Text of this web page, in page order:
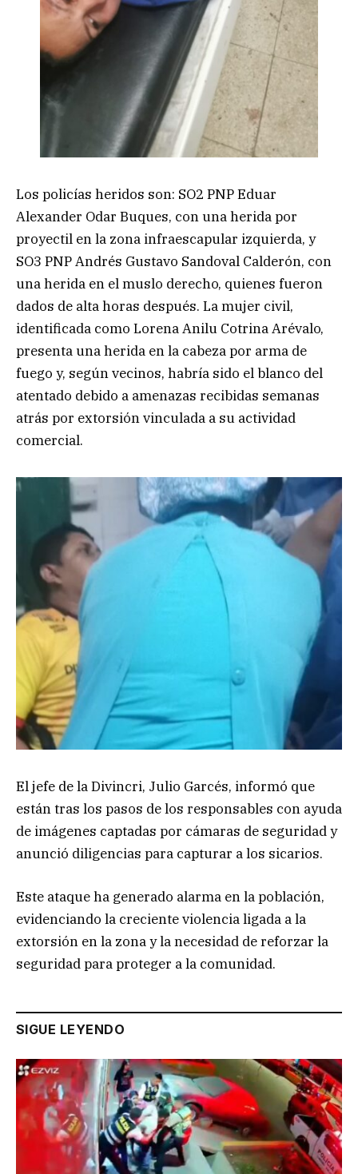
Los policías heridos son: SO2 PNP Eduar
Alexander Odar Buques, con una herida por
proyectil en la zona infraescapular izquierda, y
SO3 PNP Andrés Gustavo Sandoval Calderón, con
una herida en el muslo derecho, quienes fueron
dados de alta horas después. La mujer civil,
identificada como Lorena Anilu Cotrina Arévalo,
presenta una herida en la cabeza por arma de
fuego y, según vecinos, habría sido el blanco del
atentado debido a amenazas recibidas semanas
atrás por extorsión vinculada a su actividad
comercial.
El jefe de la Divincri, Julio Garcés, informó que
están tras los pasos de los responsables con ayuda
de imágenes captadas por cámaras de seguridad y
anunció diligencias para capturar a los sicarios.
Este ataque ha generado alarma en la población,
evidenciando la creciente violencia ligada a la
extorsión en la zona y la necesidad de reforzar la
seguridad para proteger a la comunidad.
SIGUE LEYENDO